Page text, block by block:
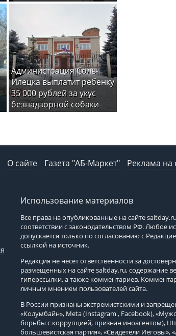
Администрация Соль-
Илецка выплатит ребенку
35 000 рублей за укус
безнадзорной собаки
О сайте Газета "АБ-Маркет" Реклама на
Использование материалов
Все права на опубликованные на сайтеsaltday.ru
соответствии с законодательством РФ. Любое
допускается только по согласованию с
ссылкой на источник.
Редакция не несет ответственности за
размещенных на сайтеsaltday.ru, содержание
гиперссылки, а также комментариев.
личным мнением пользователей сайта.
В России признаны экстремистскими и
«Колумбайн», Meta (Instagram , Facebook),
борьбы с коррупцией, признан иноагентом),
большевистская партия», «Свидетели Иеговы»,